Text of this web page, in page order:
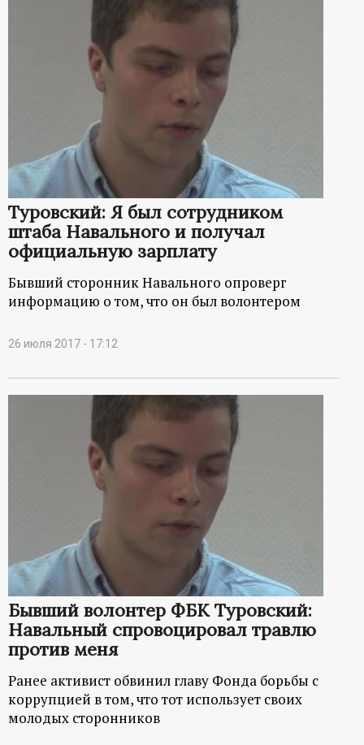
Туровский: Я был сотрудником
штаба Навального и получал
официальную зарплату
Бывший сторонник Навального опроверг
информацию о том, что он был волонтером
26 июля 2017 - 17:12
Бывший волонтер ФБК Туровский:
Навальный спровоцировал травлю
против меня
Ранее активист обвинил главу Фонда борьбы с
коррупцией в том, что тот использует своих
молодых сторонников